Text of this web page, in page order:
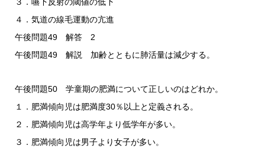
３．嚥下反射の閾値の低下
４．気道の線毛運動の亢進
午後問題49 解答 2
午後問題49 解説 加齢とともに肺活量は減少する。
午後問題50 学童期の肥満について正しいのはどれか。
１．肥満傾向児は肥満度30％以上と定義される。
２．肥満傾向児は高学年より低学年が多い。
３．肥満傾向児は男子より女子が多い。